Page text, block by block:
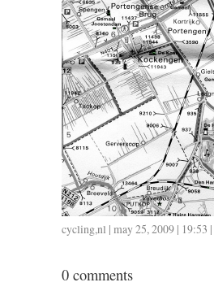
cycling,nl | may 25, 2009 | 19:53 |
0 comments